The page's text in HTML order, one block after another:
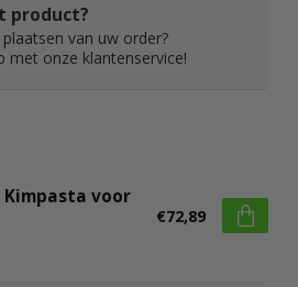
product?
van uw order?
met onze klantenservice!
Kimpasta voor
€72,89